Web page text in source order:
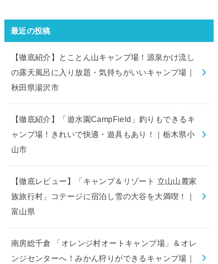
最近の投稿
【徹底紹介】とことん山キャンプ場！源泉かけ流し
の露天風呂に入り放題・気持ちがいいキャンプ場｜
秋田県湯沢市
【徹底紹介】「遊水園CampField」釣りもできるキ
ャンプ場！きれいで快適・遊具もあり！｜栃木県小
山市
【徹底レビュー】「キャンプ＆リゾート 立山山麓家
族旅行村」コテージに宿泊し雪の大谷を大満喫！｜
富山県
南房総千倉 「オレンジ村オートキャンプ場」＆オレ
ンジセンターへ！みかん狩りができるキャンプ場｜